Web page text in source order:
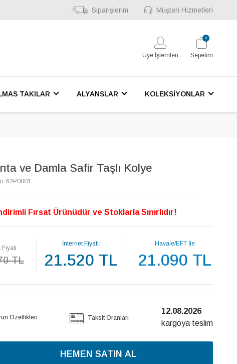
Siparişlerim Müşteri Hizmetleri
Üye İşlemleri Sepetim
0
TAKILAR ALYANSLAR KOLEKSİYONLAR
ve Damla Safir Taşlı Kolye
62P0001
Fırsat Ürünüdür ve Stoklarla Sınırlıdır!
Fiyatı
TL
İnternet Fiyatı:
21.520 TL
Havale/EFT İle
21.090 TL
Özellikleri Taksit Oranları
12.08.2026
kargoya teslim
HEMEN SATIN AL